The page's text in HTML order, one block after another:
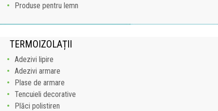
Produse pentru lemn
TERMOIZOLAȚII
Adezivi lipire
Adezivi armare
Plase de armare
Tencuieli decorative
Plăci polistiren